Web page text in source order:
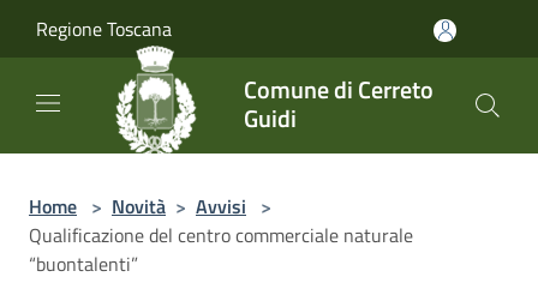
Regione Toscana
Comune di Cerreto
Guidi
Home > Novità > Avvisi >
Qualificazione del centro commerciale naturale
“buontalenti”